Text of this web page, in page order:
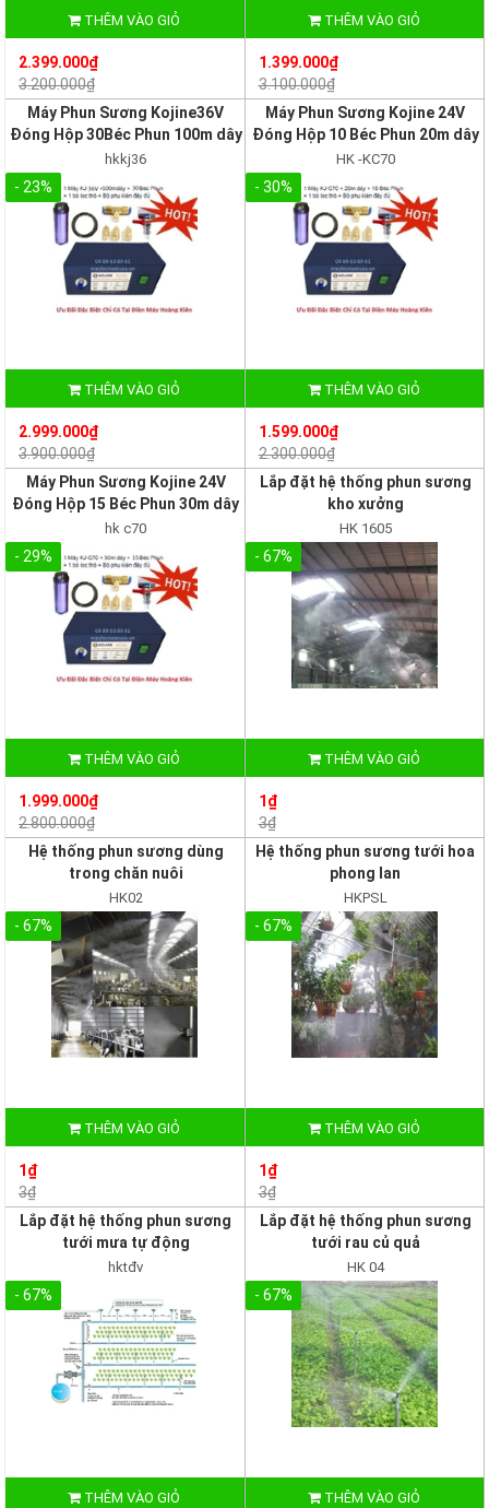
THÊM VÀO GIỎ
2.399.000₫
3.200.000₫
THÊM VÀO GIỎ
1.399.000₫
3.100.000₫
Máy Phun Sương Kojine36V
Đóng Hộp 30Béc Phun 100m dây
hkkj36
- 23%
THÊM VÀO GIỎ
2.999.000₫
3.900.000₫
Máy Phun Sương Kojine 24V
Đóng Hộp 10 Béc Phun 20m dây
HK -KC70
- 30%
THÊM VÀO GIỎ
1.599.000₫
2.300.000₫
Máy Phun Sương Kojine 24V
Đóng Hộp 15 Béc Phun 30m dây
hk c70
- 29%
THÊM VÀO GIỎ
1.999.000₫
2.800.000₫
Lắp đặt hệ thống phun sương
kho xưởng
HK 1605
- 67%
THÊM VÀO GIỎ
1₫
3₫
Hệ thống phun sương dùng
trong chăn nuôi
HK02
- 67%
THÊM VÀO GIỎ
1₫
3₫
Hệ thống phun sương tưới hoa
phong lan
HKPSL
- 67%
THÊM VÀO GIỎ
1₫
3₫
Lắp đặt hệ thống phun sương
tưới mưa tự động
hktđv
- 67%
THÊM VÀO GIỎ
Lắp đặt hệ thống phun sương
tưới rau củ quả
HK 04
- 67%
THÊM VÀO GIỎ